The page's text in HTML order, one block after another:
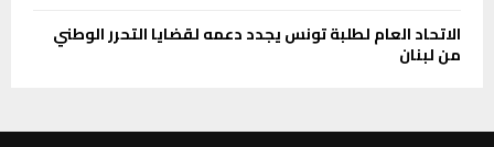
الاتحاد العام لطلبة تونس يجدد دعمه لقضايا التحرر الوطني
من لبنان